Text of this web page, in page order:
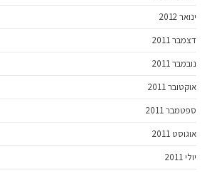
ינואר 2012
דצמבר 2011
נובמבר 2011
אוקטובר 2011
ספטמבר 2011
אוגוסט 2011
יולי 2011